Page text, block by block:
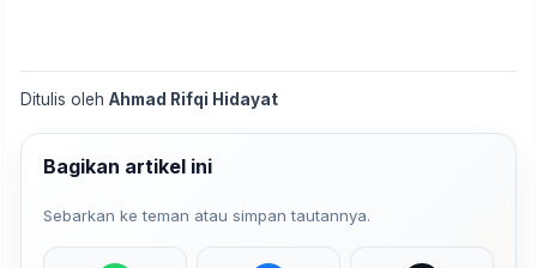
Ditulis oleh Ahmad Rifqi Hidayat
Bagikan artikel ini
Sebarkan ke teman atau simpan tautannya.